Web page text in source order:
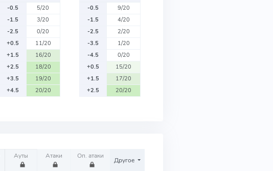
-0.5
5/20
-1.5
3/20
-2.5
0/20
+0.5
11/20
+1.5
16/20
+2.5
18/20
+3.5
19/20
+4.5
20/20
-0.5
9/20
-1.5
4/20
-2.5
2/20
-3.5
1/20
-4.5
0/20
+0.5
15/20
+1.5
17/20
+2.5
20/20
Ауты Атаки Оп. атаки
Другое